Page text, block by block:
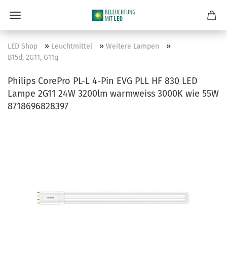
LED Shop » Leuchtmittel » Weitere Lampen »
B15d, 2G11, G11q
Philips CorePro PL-L 4-Pin EVG PLL HF 830 LED
Lampe 2G11 24W 3200lm warmweiss 3000K wie 55W
8718696828397